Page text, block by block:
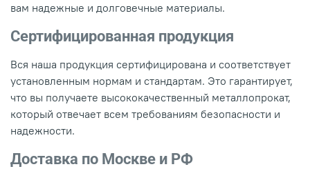
вам надежные и долговечные материалы.
Сертифицированная продукция
Вся наша продукция сертифицирована и соответствует
установленным нормам и стандартам. Это гарантирует,
что вы получаете высококачественный металлопрокат,
который отвечает всем требованиям безопасности и
надежности.
Доставка по Москве и РФ